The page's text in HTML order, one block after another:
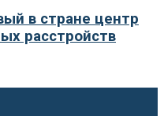
в стране центр
расстройств